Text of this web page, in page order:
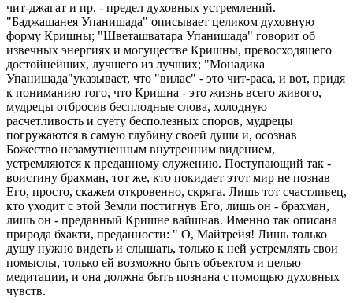
чит-джагат и пр. - предел духовных устремлений.
"Баджашанея Упанишада" описывает целиком духовную
форму Кришны; "Шветашватара Упанишада" говорит об
извечных энергиях и могуществе Кришны, превосходящего
достойнейших, лучшего из лучших; "Монадика
Упанишада"указывает, что "вилас" - это чит-раса, и вот, придя
к пониманию того, что Кришна - это жизнь всего живого,
мудрецы отбросив бесплодные слова, холодную
расчетливость и суету бесполезных споров, мудрецы
погружаются в самую глубину своей души и, осознав
Божество незамутненным внутренним видением,
устремляются к преданному служению. Поступающий так -
воистину брахман, тот же, кто покидает этот мир не познав
Его, просто, скажем откровенно, скряга. Лишь тот счастливец,
кто уходит с этой Земли постигнув Его, лишь он - брахман,
лишь он - преданный Кришне вайшнав. Именно так описана
природа бхакти, преданности: " О, Майтрейя! Лишь только
душу нужно видеть и слышать, только к ней устремлять свои
помыслы, только ей возможно быть объектом и целью
медитации, и она должна быть познана с помощью духовных
чувств.